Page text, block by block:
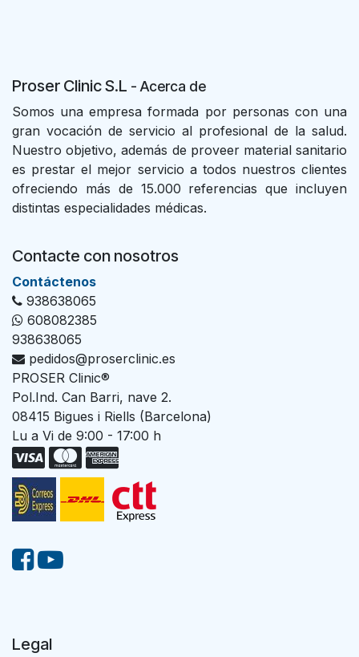
Proser Clinic S.L - Acerca de
Somos una empresa formada por personas con una
gran vocación de servicio al profesional de la salud.
Nuestro objetivo, además de proveer material sanitario
es prestar el mejor servicio a todos nuestros clientes
ofreciendo más de 15.000 referencias que incluyen
distintas especialidades médicas.
Contacte con nosotros
Con​tác​tenos
938638065
608082385
938638065
pedidos@proserclinic.es
PROSER Clinic®
Pol.Ind. Can Barri, nave 2.
08415 Bigues i Riells (Barcelona)
Lu a Vi de 9:00 - 17:00 h
Legal